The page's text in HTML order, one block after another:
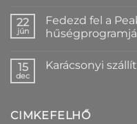
rend
bejegyzéshez
a(z)
Egyedi
kutyanyakörv
névvel
es
változatban
22
jún
Fedezd fel a
a(z)
Creative
hűségprogramjának
15
dec
Karácsonyi
szállítás
CIMKEFELHŐ